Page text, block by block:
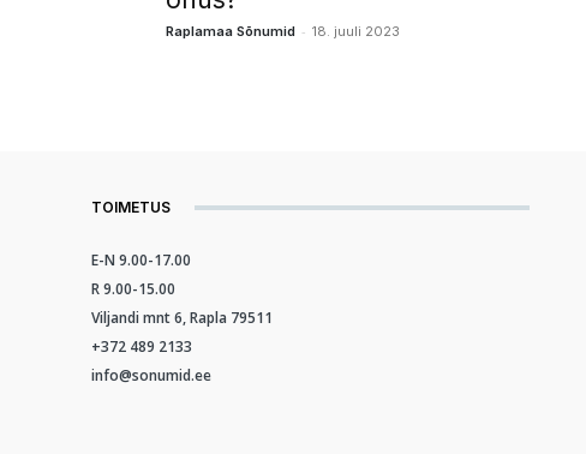
Raplamaa Sõnumid - 18. juuli 2023
TOIMETUS
E-N 9.00-17.00
R 9.00-15.00
Viljandi mnt 6, Rapla 79511
+372 489 2133
info@sonumid.ee